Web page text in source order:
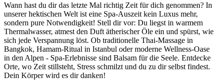
Wann hast du dir das letzte Mal richtig Zeit für dich genommen? In
unserer hektischen Welt ist eine Spa-Auszeit kein Luxus mehr,
sondern pure Notwendigkeit! Stell dir vor: Du liegst in warmem
Thermalwasser, atmest den Duft ätherischer Öle ein und spürst, wie
sich jede Verspannung löst. Ob traditionelle Thai-Massage in
Bangkok, Hamam-Ritual in Istanbul oder moderne Wellness-Oase
in den Alpen - Spa-Erlebnisse sind Balsam für die Seele. Entdecke
Orte, wo Zeit stillsteht, Stress schmilzt und du zu dir selbst findest.
Dein Körper wird es dir danken!